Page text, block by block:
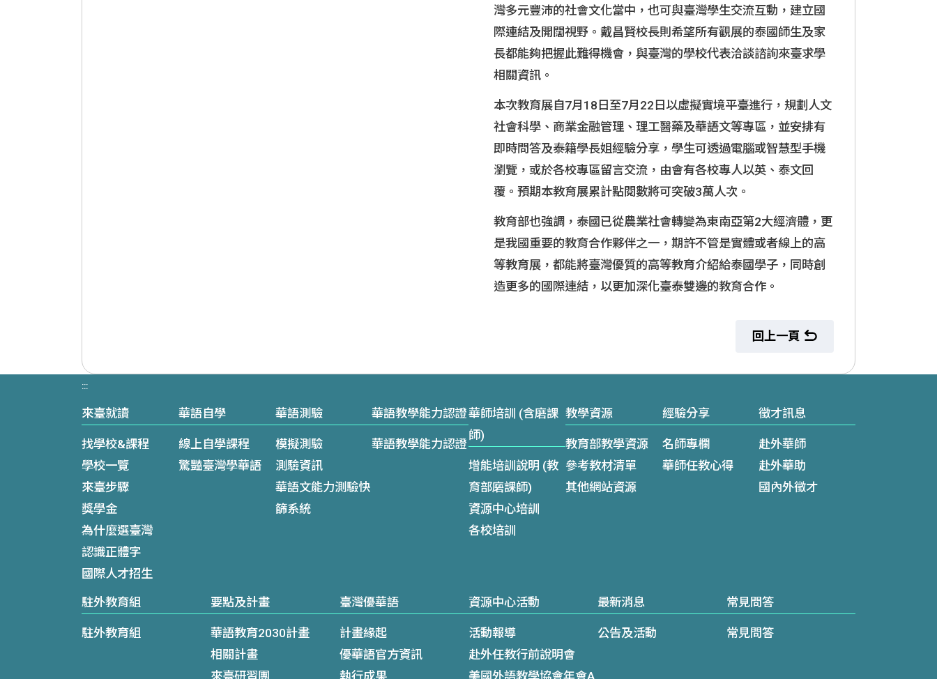
灣多元豐沛的社會文化當中，也可與臺灣學生交流互動，建立國
際連結及開闊視野。戴昌賢校長則希望所有觀展的泰國師生及家
長都能夠把握此難得機會，與臺灣的學校代表洽談諮詢來臺求學
相關資訊。
本次教育展自7月18日至7月22日以虛擬實境平臺進行，規劃人文
社會科學、商業金融管理、理工醫藥及華語文等專區，並安排有
即時問答及泰籍學長姐經驗分享，學生可透過電腦或智慧型手機
瀏覽，或於各校專區留言交流，由會有各校專人以英、泰文回
覆。預期本教育展累計點閱數將可突破3萬人次。
教育部也強調，泰國已從農業社會轉變為東南亞第2大經濟體，更
是我國重要的教育合作夥伴之一，期許不管是實體或者線上的高
等教育展，都能將臺灣優質的高等教育介紹給泰國學子，同時創
造更多的國際連結，以更加深化臺泰雙邊的教育合作。
回上一頁
:::
來臺就讀
找學校&課程
學校一覽
來臺步驟
獎學金
為什麼選臺灣
認識正體字
國際人才招生
華語自學
線上自學課程
驚豔臺灣學華語
華語測驗
模擬測驗
測驗資訊
華語文能力測驗快
篩系統
華語教學能力認證
華語教學能力認證
華師培訓 (含磨課
師)
增能培訓說明 (教
育部磨課師)
資源中心培訓
各校培訓
教學資源
教育部教學資源
參考教材清單
其他網站資源
經驗分享
名師專欄
華師任教心得
徵才訊息
赴外華師
赴外華助
國內外徵才
駐外教育組
駐外教育組
要點及計畫
華語教育2030計畫
相關計畫
來臺研習團
臺灣優華語
計畫緣起
優華語官方資訊
執行成果
資源中心活動
活動報導
赴外任教行前說明會
美國外語教學協會年會A
最新消息
公告及活動
常見問答
常見問答